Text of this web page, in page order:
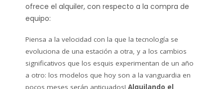
ofrece el alquiler, con respecto a la compra de
equipo:
Piensa a la velocidad con la que la tecnología se
evoluciona de una estación a otra, y a los cambios
significativos que los esquis experimentan de un año
a otro: los modelos que hoy son a la vanguardia en
pocos meses serán anticuados! Alquilando el